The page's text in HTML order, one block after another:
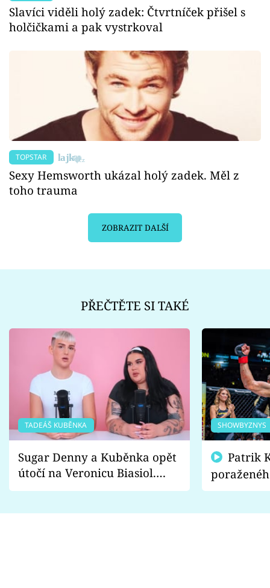
Slavíci viděli holý zadek: Čtvrtníček přišel s
holčičkami a pak vystrkoval
TOPSTAR
Sexy Hemsworth ukázal holý zadek. Měl z
toho trauma
ZOBRAZIT DALŠÍ
PŘEČTĚTE SI TAKÉ
TADEÁŠ KUBĚNKA
Sugar Denny a Kuběnka opět
útočí na Veronicu Biasiol.
Proč je podle nich falešná a
SHOWBYZNYS
fanoušci